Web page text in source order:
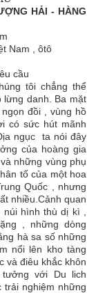
HẢI - HÀNG
Nam , ôtô
cầu
tôi chẳng thể
lừng danh. Ba mặt
đồi , vùng hồ
có sức hút mãnh
ngục ta nói đây
của hoàng gia
những vùng phụ
tố của một hoa
Quốc , nhưng
nhiều.Cảnh quan
hình thù dị kì ,
, những dòng
hà sa số những
nổi lên kho tàng
và điêu khắc khôn
với Du lich
nghiệm những